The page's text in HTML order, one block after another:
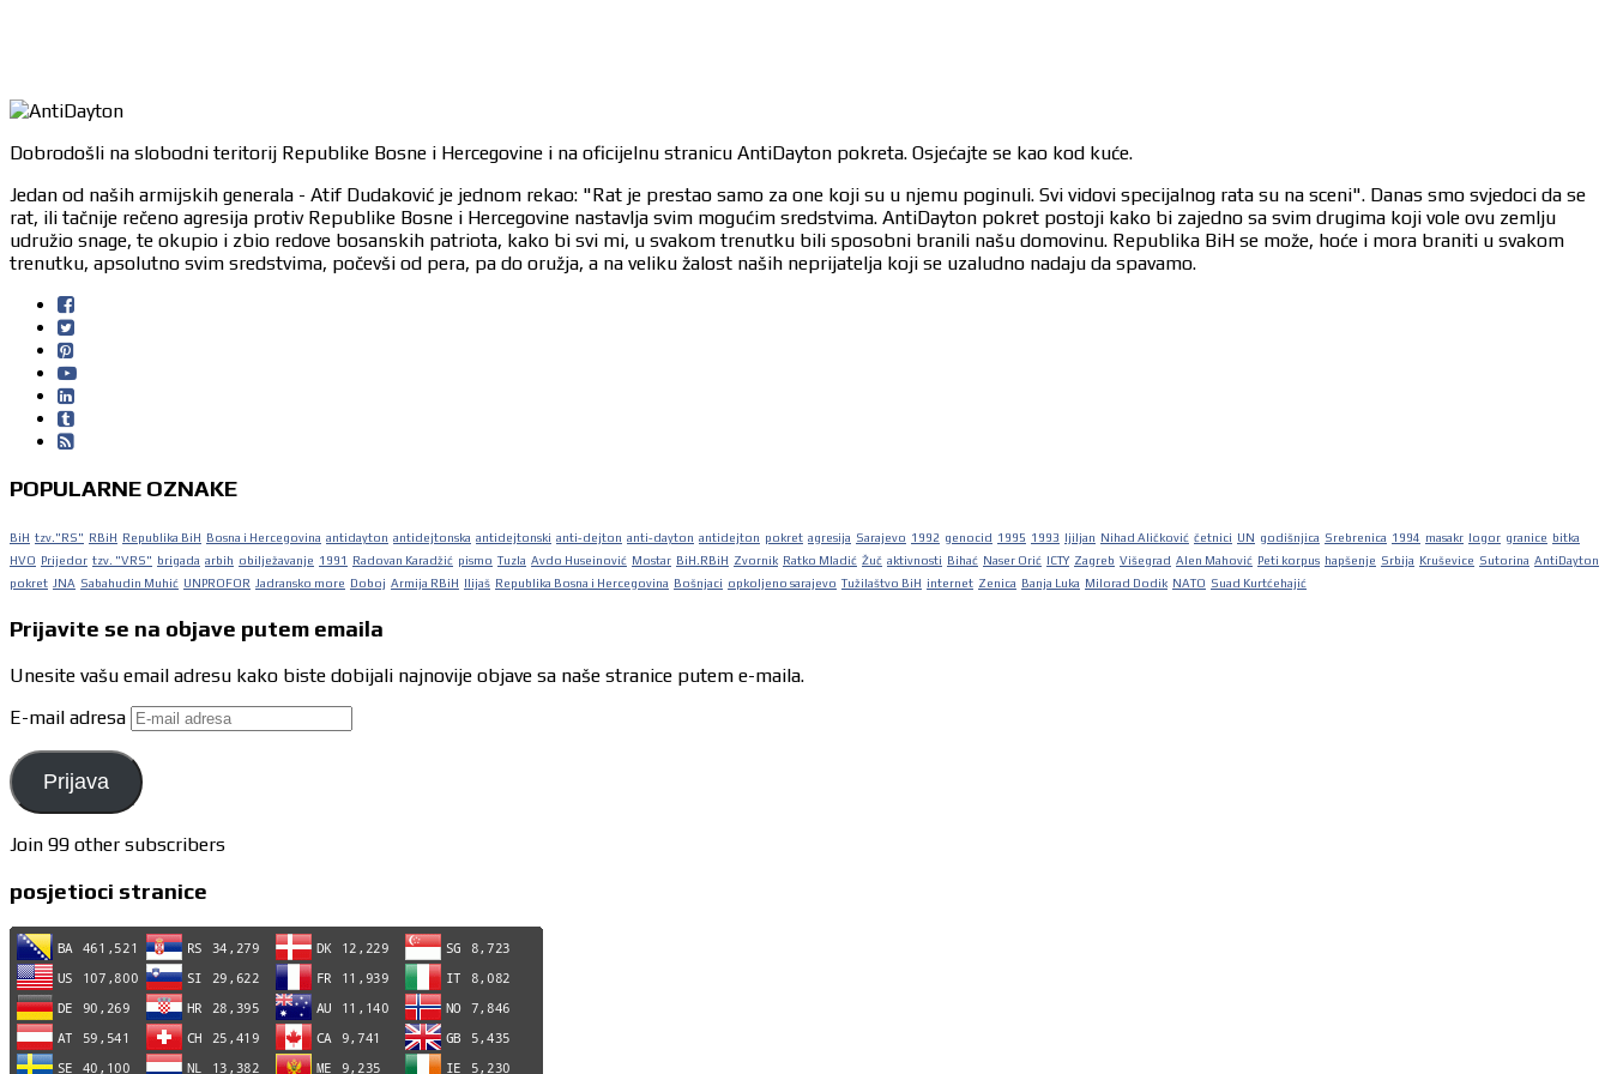
Dobrodošli na slobodni teritorij Republike Bosne i Hercegovine i na oficijelnu stranicu AntiDayton pokreta. Osjećajte se kao kod kuće.
Jedan od naših armijskih generala - Atif Dudaković je jednom rekao: "Rat je prestao samo za one koji su u njemu poginuli. Svi vidovi specijalnog rata su na sceni". Danas smo svjedoci da se
rat, ili tačnije rečeno agresija protiv Republike Bosne i Hercegovine nastavlja svim mogućim sredstvima. AntiDayton pokret postoji kako bi zajedno sa svim drugima koji vole ovu zemlju
udružio snage, te okupio i zbio redove bosanskih patriota, kako bi svi mi, u svakom trenutku bili sposobni branili našu domovinu. Republika BiH se može, hoće i mora braniti u svakom
trenutku, apsolutno svim sredstvima, počevši od pera, pa do oružja, a na veliku žalost naših neprijatelja koji se uzaludno nadaju da spavamo.
POPULARNE OZNAKE
BiH tzv."RS" RBiH Republika BiH Bosna i Hercegovina antidayton antidejtonska antidejtonski anti-dejton anti-dayton antidejton pokret agresija Sarajevo 1992 genocid 1995 1993 ljiljan Nihad Aličković četnici UN godišnjica Srebrenica 1994 masakr logor granice bitka
HVO Prijedor tzv. "VRS" brigada arbih obilježavanje 1991 Radovan Karadžić pismo Tuzla Avdo Huseinović Mostar BiH.RBiH Zvornik Ratko Mladić Žuč aktivnosti Bihać Naser Orić ICTY Zagreb Višegrad Alen Mahović Peti korpus hapšenje Srbija Kruševice Sutorina AntiDayton
pokret JNA Sabahudin Muhić UNPROFOR Jadransko more Doboj Armija RBiH Ilijaš Republika Bosna i Hercegovina Bošnjaci opkoljeno sarajevo Tužilaštvo BiH internet Zenica Banja Luka Milorad Dodik NATO Suad Kurtćehajić
Prijavite se na objave putem emaila
Unesite vašu email adresu kako biste dobijali najnovije objave sa naše stranice putem e-maila.
E-mail adresa
Prijava
Join 99 other subscribers
posjetioci stranice